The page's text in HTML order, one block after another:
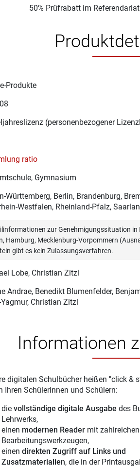
50% Prüfrabatt im
Produkte
(personenbezogener
ratio
Gymnasium
Württemberg, Berlin, Brandenburg,
Westfalen, Rheinland-Pfalz,
zur Genehmigungssituation in
Hamburg, Mecklenburg-Vorpommern
gibt es kein Zulassungsverfahren.
Lobe, Christian Zitzl
Andrae, Benedikt Blumenfelder,
Christian Zitzl
Informationen
digitalen Schulbücher heißen "click &
Ihren Schülerinnen und Schülern:
die vollständige digitale Ausgabe des
Lehrwerks,
einen modernen Readermit
Bearbeitungswerkzeugen,
einen direkten Zugriff auf Links und
Zusatzmaterialien, die in der